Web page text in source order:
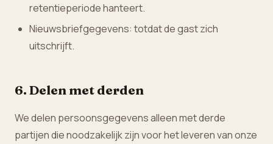
retentieperiode hanteert.
Nieuwsbriefgegevens: totdat de gast zich
uitschrijft.
6. Delen met derden
We delen persoonsgegevens alleen met derde
partijen die noodzakelijk zijn voor het leveren van onze